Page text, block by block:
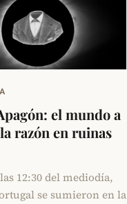
el mundo a
razón en ruinas
12:30 del mediodía,
se sumieron en la